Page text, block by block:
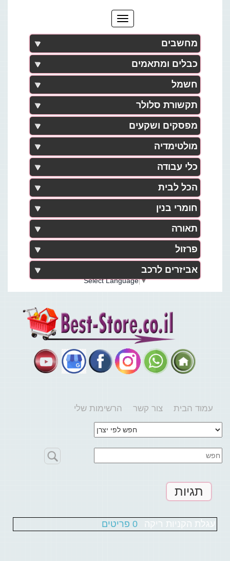
מחשבים
כבלים ומתאמים
חשמל
תקשורת סלולר
מפסקים ושקעים
מולטימדיה
כלי עבודה
הכל לבית
חומרי בנין
תאורה
פרזול
אביזרים לרכב
Select Language▼
הרשימות שלי עמוד הבית צור קשר
תגיות
עגלת הקניות ריקה 0 פריטים